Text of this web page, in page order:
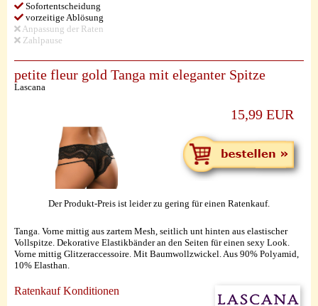
Sofortentscheidung
vorzeitige Ablösung
Anpassung der Raten
Zahlpause
petite fleur gold Tanga mit eleganter Spitze
Lascana
15,99 EUR
Tanga. Vorne mittig aus zartem Mesh, seitlich unt hinten aus elastischer
Vollspitze. Dekorative Elastikbänder an den Seiten für einen sexy Look.
Vorne mittig Glitzeraccessoire. Mit Baumwollzwickel. Aus 90% Polyamid,
10% Elasthan.
Ratenkauf Konditionen
Der Produkt-Preis ist leider zu gering für einen Ratenkauf.